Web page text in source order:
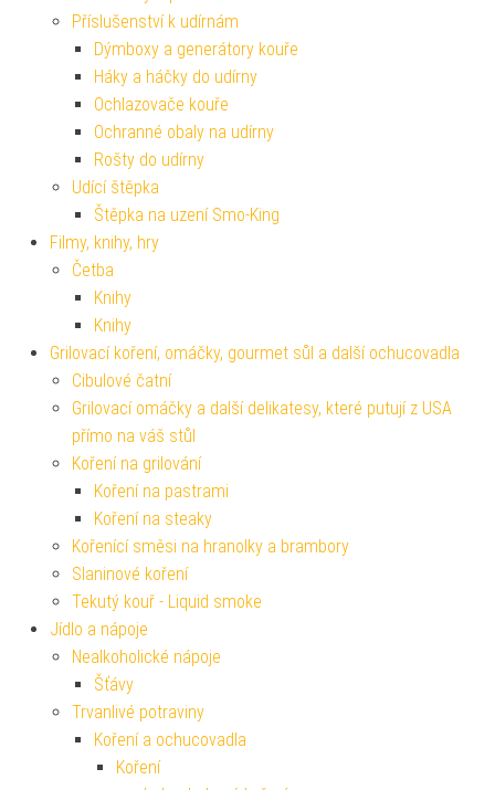
Příslušenství k udírnám
Dýmboxy a generátory kouře
Háky a háčky do udírny
Ochlazovače kouře
Ochranné obaly na udírny
Rošty do udírny
Udící štěpka
Štěpka na uzení Smo-King
Filmy, knihy, hry
Četba
Knihy
Knihy
Grilovací koření, omáčky, gourmet sůl a další ochucovadla
Cibulové čatní
Grilovací omáčky a další delikatesy, které putují z USA
přímo na váš stůl
Koření na grilování
Koření na pastrami
Koření na steaky
Kořenící směsi na hranolky a brambory
Slaninové koření
Tekutý kouř - Liquid smoke
Jídlo a nápoje
Nealkoholické nápoje
Šťávy
Trvanlivé potraviny
Koření a ochucovadla
Koření